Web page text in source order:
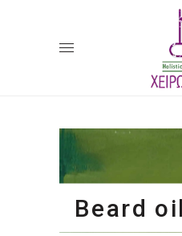
Beard oil